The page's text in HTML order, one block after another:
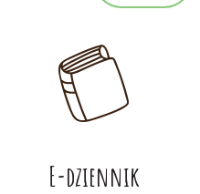
E-dziennik